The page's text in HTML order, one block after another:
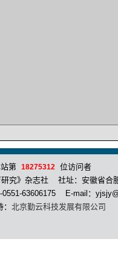
第 18275312位访问者
究》杂志社 社址：安徽省合
0551-63606175 E-mail：
北京勤云科技发展有限公司